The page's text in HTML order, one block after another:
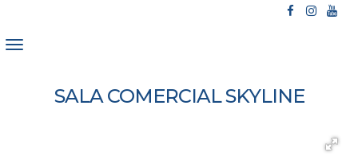
SALA COMERCIAL SKYLINE